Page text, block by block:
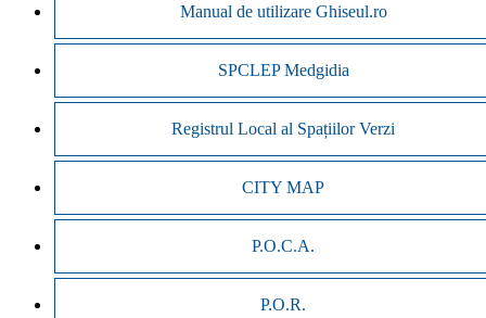
Manual de utilizare Ghiseul.ro
SPCLEP Medgidia
Registrul Local al Spațiilor Verzi
CITY MAP
P.O.C.A.
P.O.R.